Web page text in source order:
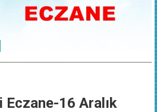
Eczane-16 Aralık